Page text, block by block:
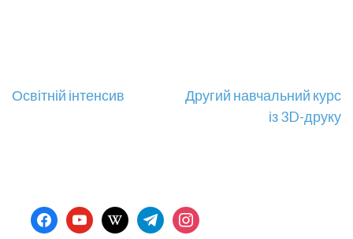
Навігація
Освітній інтенсив
Другий навчальний курс
із 3D-друку
facebookyoutubewikipediatelegraminstagram